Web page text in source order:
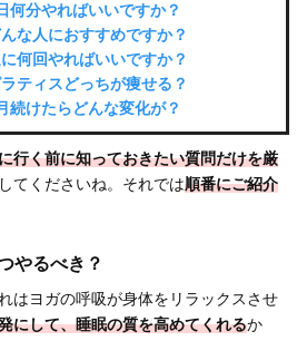
何分やればいいですか？
な人におすすめですか？
何回やればいいですか？
ティスどっちが痩せる？
続けたらどんな変化が？
行く前に知っておきたい質問だけを厳
てくださいね。それでは順番にご紹介
やるべき？
はヨガの呼吸が身体をリラックスさせ
にして、睡眠の質を高めてくれるか